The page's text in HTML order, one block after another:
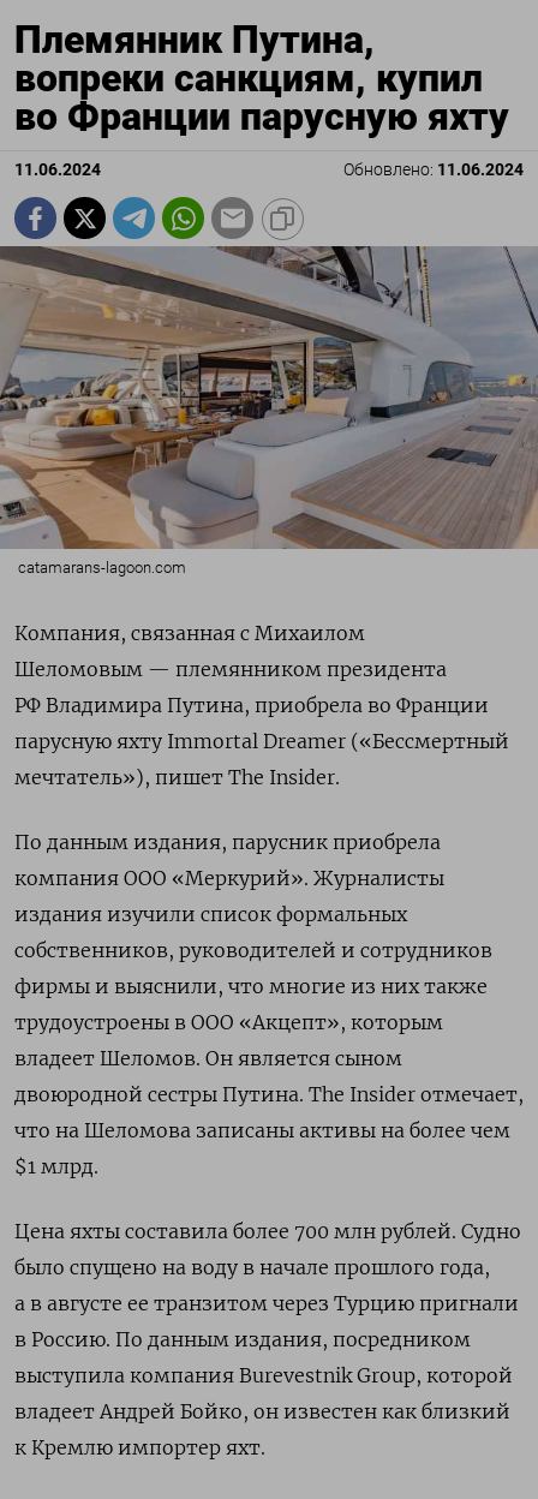
Племянник Путина,
вопреки санкциям, купил
во Франции парусную яхту
11.06.2024 Обновлено: 11.06.2024
catamarans-lagoon.com
Компания, связанная с Михаилом
Шеломовым — племянником президента
РФ Владимира Путина, приобрела во Франции
парусную яхту Immortal Dreamer («Бессмертный
мечтатель»), пишет The Insider.
По данным издания, парусник приобрела
компания ООО «Меркурий». Журналисты
издания изучили список формальных
собственников, руководителей и сотрудников
фирмы и выяснили, что многие из них также
трудоустроены в ООО «Акцепт», которым
владеет Шеломов. Он является сыном
двоюродной сестры Путина. The Insider отмечает,
что на Шеломова записаны активы на более чем
$1 млрд.
Цена яхты составила более 700 млн рублей. Судно
было спущено на воду в начале прошлого года,
а в августе ее транзитом через Турцию пригнали
в Россию. По данным издания, посредником
выступила компания Burevestnik Group, которой
владеет Андрей Бойко, он известен как близкий
к Кремлю импортер яхт.